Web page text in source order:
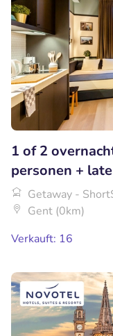
1 of 2
personen +
Getaway -
Gent (0km)
Verkauft: 16